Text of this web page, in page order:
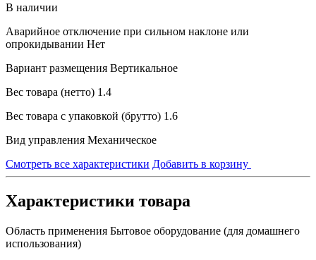
В наличии
Аварийное отключение при сильном наклоне или
опрокидывании Нет
Вариант размещения Вертикальное
Вес товара (нетто) 1.4
Вес товара с упаковкой (брутто) 1.6
Вид управления Механическое
Смотреть все характеристики Добавить в корзину
Характеристики товара
Область применения Бытовое оборудование (для домашнего
использования)